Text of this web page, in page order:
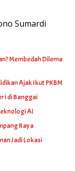
Sumardi
Membedah Dilema
Ajak Ikut PKBM
di Banggai
AI
Raya
Jadi Lokasi